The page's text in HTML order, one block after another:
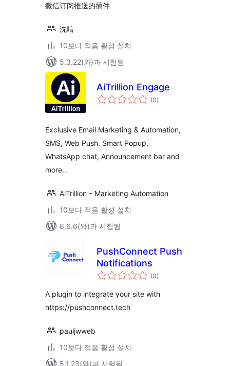
微信订阅推送的插件
沈唁
10보다 적음 활성 설치
5.3.22(와)과 시험됨
AiTrillion Engage
(0전
체)
Exclusive Email Marketing & Automation,
SMS, Web Push, Smart Popup,
WhatsApp chat, Announcement bar and
more…
AiTrillion – Marketing Automation
10보다 적음 활성 설치
6.6.6(와)과 시험됨
PushConnect Push
Notifications
(0전
체
점
)
A plugin to integrate your site with
https://pushconnect.tech
pauljwweb
10보다 적음 활성 설치
5.1.23(와)과 시험됨